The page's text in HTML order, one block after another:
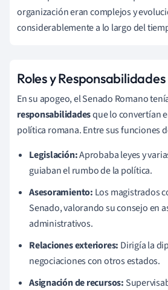
organización eran complejos y
considerablemente a lo largo del
Roles y Responsabilidades
En su apogeo, el Senado Romano
responsabilidadesque lo convertían
política romana. Entre sus funciones
Legislación:Aprobaba leyes y
guiaban el rumbo de la política.
Asesoramiento: Los magistrados
Senado, valorando su consejo en
administrativos.
Relaciones exteriores: Dirigía la
negociaciones con otros estados.
Asignación de recursos: